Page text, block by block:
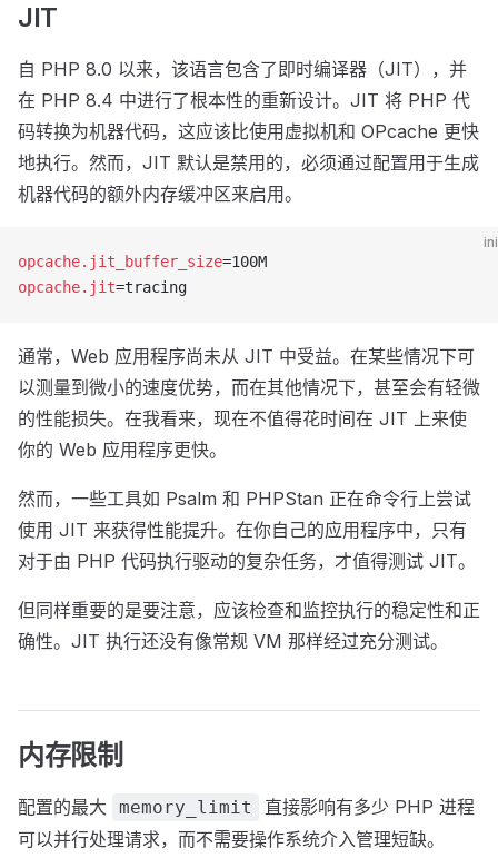
JIT
自 PHP 8.0 以来，该语言包含了即时编译器（JIT），并
在 PHP 8.4 中进行了根本性的重新设计。JIT 将 PHP 代
码转换为机器代码，这应该比使用虚拟机和 OPcache 更快
地执行。然而，JIT 默认是禁用的，必须通过配置用于生成
机器代码的额外内存缓冲区来启用。
ini
opcache.jit_buffer_size=100M
opcache.jit=tracing
通常，Web 应用程序尚未从 JIT 中受益。在某些情况下可
以测量到微小的速度优势，而在其他情况下，甚至会有轻微
的性能损失。在我看来，现在不值得花时间在 JIT 上来使
你的 Web 应用程序更快。
然而，一些工具如 Psalm 和 PHPStan 正在命令行上尝试
使用 JIT 来获得性能提升。在你自己的应用程序中，只有
对于由 PHP 代码执行驱动的复杂任务，才值得测试 JIT。
但同样重要的是要注意，应该检查和监控执行的稳定性和正
确性。JIT 执行还没有像常规 VM 那样经过充分测试。
内存限制
配置的最大 memory_limit
直接影响有多少 PHP 进程
可以并行处理请求，而不需要操作系统介入管理短缺。